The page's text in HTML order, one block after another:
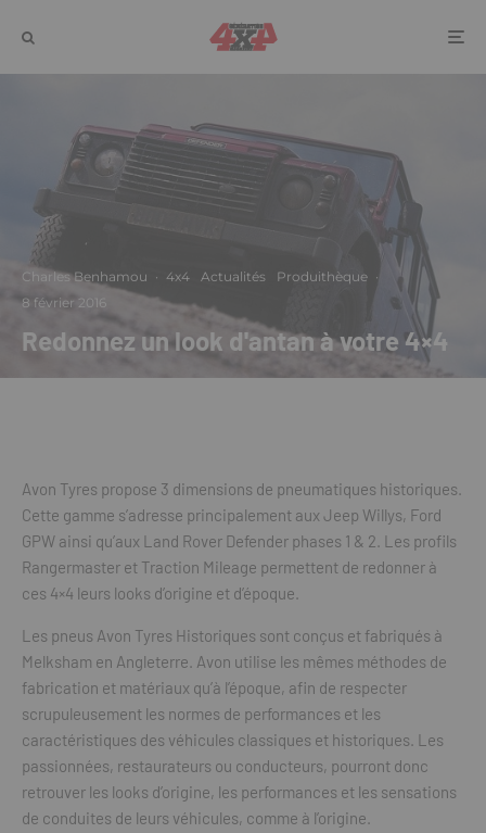
Charles Benhamou · 4x4 Actualités Produithèque ·
8 février 2016
Redonnez un look d'antan à votre 4×4
Avon Tyres propose 3 dimensions de pneumatiques historiques.
Cette gamme s’adresse principalement aux Jeep Willys, Ford
GPW ainsi qu’aux Land Rover Defender phases 1 & 2. Les profils
Rangermaster et Traction Mileage permettent de redonner à
ces 4×4 leurs looks d’origine et d’époque.
Les pneus Avon Tyres Historiques sont conçus et fabriqués à
Melksham en Angleterre. Avon utilise les mêmes méthodes de
fabrication et matériaux qu’à l’époque, afin de respecter
scrupuleusement les normes de performances et les
caractéristiques des véhicules classiques et historiques. Les
passionnées, restaurateurs ou conducteurs, pourront donc
retrouver les looks d’origine, les performances et les sensations
de conduites de leurs véhicules, comme à l’origine.